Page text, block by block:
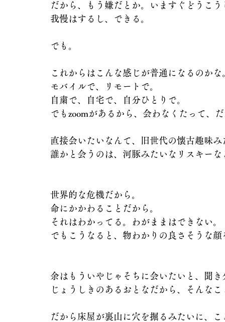
だから、もう嫌だとか。いますぐどうこ
我慢はするし、できる。
でも。
これからはこんな感じが普通になるのかな
モバイルで、リモートで。
自粛で、自宅で、自分ひとりで。
でもzoomがあるから、会わなくたって、
直接会いたいなんて、旧世代の懐古趣味
誰かと会うのは、河豚みたいなリスキー
世界的な危機だから。
命にかかわることだから。
それはわかってる。わがままはできない。
でもこうなると、物わかりの良さそうな
余はもういやじゃそちに会いたいと、聞
じょうしきのあるおとなだから、そんな
だから床屋が裏山に穴を掘るみたいに、